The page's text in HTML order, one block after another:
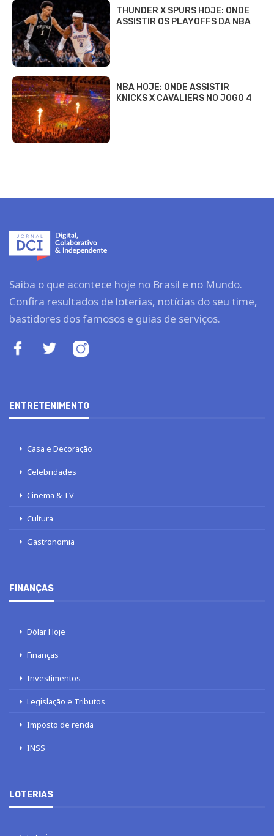
THUNDER X SPURS HOJE: ONDE
ASSISTIR OS PLAYOFFS DA NBA
NBA HOJE: ONDE ASSISTIR
KNICKS X CAVALIERS NO JOGO 4
Saiba o que acontece hoje no Brasil e no Mundo.
Confira resultados de loterias, notícias do seu time,
bastidores dos famosos e guias de serviços.
ENTRETENIMENTO
Casa e Decoração
Celebridades
Cinema & TV
Cultura
Gastronomia
FINANÇAS
Dólar Hoje
Finanças
Investimentos
Legislação e Tributos
Imposto de renda
INSS
LOTERIAS